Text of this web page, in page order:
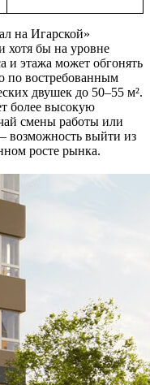
на Игарской»
хотя бы на уровне
и этажа может обгонять
по востребованным
двушек до 50–55 м².
более высокую
смены работы или
возможность выйти из
росте рынка.